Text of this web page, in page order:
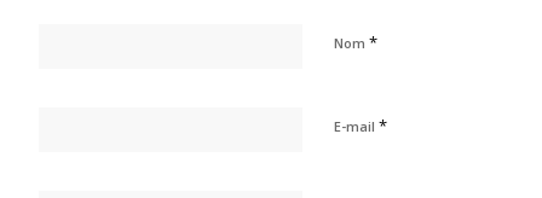
Nom*
E-mail*